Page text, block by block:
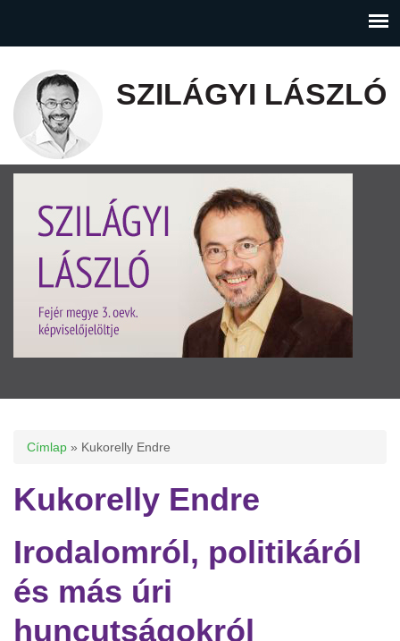
SZILÁGYI LÁSZLÓ
Jelenlegi hely
Címlap » Kukorelly Endre
Kukorelly Endre
Irodalomról, politikáról
és más úri
huncutságokról